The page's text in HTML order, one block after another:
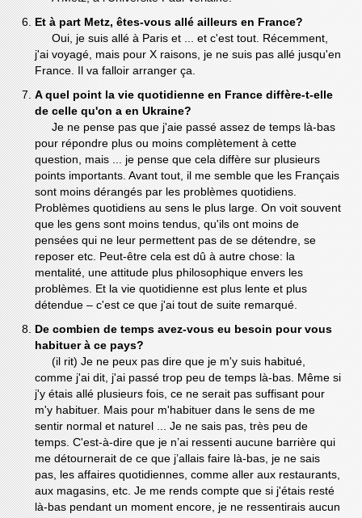
Et à part Metz, êtes-vous allé ailleurs en France?
Oui, je suis allé à Paris et ... et c'est tout. Récemment,
j'ai voyagé, mais pour X raisons, je ne suis pas allé jusqu'en
France. Il va falloir arranger ça.
A quel point la vie quotidienne en France diffère-t-elle
de celle qu'on a en Ukraine?
Je ne pense pas que j'aie passé assez de temps là-bas
pour répondre plus ou moins complètement à cette
question, mais ... je pense que cela diffère sur plusieurs
points importants. Avant tout, il me semble que les Français
sont moins dérangés par les problèmes quotidiens.
Problèmes quotidiens au sens le plus large. On voit souvent
que les gens sont moins tendus, qu'ils ont moins de
pensées qui ne leur permettent pas de se détendre, se
reposer etc. Peut-être cela est dû à autre chose: la
mentalité, une attitude plus philosophique envers les
problèmes. Et la vie quotidienne est plus lente et plus
détendue – c'est ce que j'ai tout de suite remarqué.
De combien de temps avez-vous eu besoin pour vous
habituer à ce pays?
(il rit) Je ne peux pas dire que je m'y suis habitué,
comme j'ai dit, j'ai passé trop peu de temps là-bas. Même si
j'y étais allé plusieurs fois, ce ne serait pas suffisant pour
m'y habituer. Mais pour m'habituer dans le sens de me
sentir normal et naturel ... Je ne sais pas, très peu de
temps. C'est-à-dire que je n’ai ressenti aucune barrière qui
me détournerait de ce que j’allais faire là-bas, je ne sais
pas, les affaires quotidiennes, comme aller aux restaurants,
aux magasins, etc. Je me rends compte que si j'étais resté
là-bas pendant un moment encore, je ne ressentirais aucun